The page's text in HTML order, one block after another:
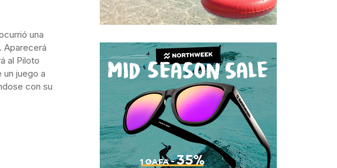
una
Aparecerá
al Piloto
juego a
con su